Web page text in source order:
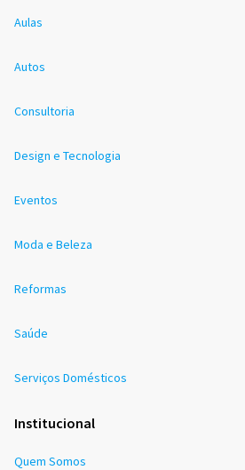
Aulas
Autos
Consultoria
Design e Tecnologia
Eventos
Moda e Beleza
Reformas
Saúde
Serviços Domésticos
Institucional
Quem Somos